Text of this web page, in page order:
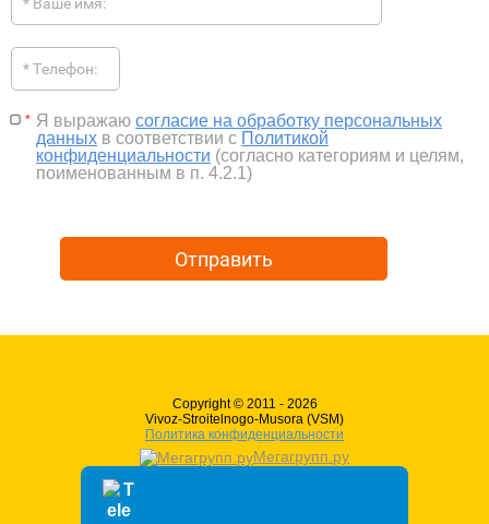
* Я выражаюсогласие на обработку персональных
данных в соответствии с Политикой
конфиденциальности (согласно категориям и целям,
поименованным в п. 4.2.1)
Отправить
Copyright © 2011 - 2026
Vivoz-Stroitelnogo-Musora (VSM)
Политика конфиденциальности
Мегагрупп.ру